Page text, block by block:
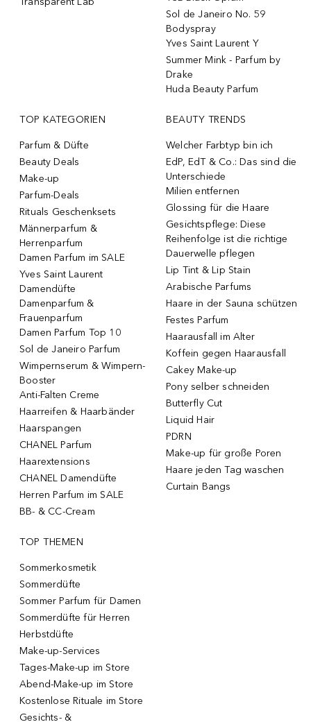
Sol de Janeiro No. 59
Bodyspray
Yves Saint Laurent Y
Summer Mink - Parfum by
Drake
Huda Beauty Parfum
TOP KATEGORIEN
Parfum & Düfte
Beauty Deals
Make-up
Parfum-Deals
Rituals Geschenksets
Männerparfum &
Herrenparfum
Damen Parfum im SALE
Yves Saint Laurent
Damendüfte
Damenparfum &
Frauenparfum
Damen Parfum Top 10
Sol de Janeiro Parfum
Wimpernserum & Wimpern-
Booster
Anti-Falten Creme
Haarreifen & Haarbänder
Haarspangen
CHANEL Parfum
Haarextensions
CHANEL Damendüfte
Herren Parfum im SALE
BB- & CC-Cream
BEAUTY TRENDS
Welcher Farbtyp bin ich
EdP, EdT & Co.: Das sind die
Unterschiede
Milien entfernen
Glossing für die Haare
Gesichtspflege: Diese
Reihenfolge ist die richtige
Dauerwelle pflegen
Lip Tint & Lip Stain
Arabische Parfums
Haare in der Sauna schützen
Festes Parfum
Haarausfall im Alter
Koffein gegen Haarausfall
Cakey Make-up
Pony selber schneiden
Butterfly Cut
Liquid Hair
PDRN
Make-up für große Poren
Haare jeden Tag waschen
Curtain Bangs
TOP THEMEN
Sommerkosmetik
Sommerdüfte
Sommer Parfum für Damen
Sommerdüfte für Herren
Herbstdüfte
Make-up-Services
Tages-Make-up im Store
Abend-Make-up im Store
Kostenlose Rituale im Store
Gesichts- &